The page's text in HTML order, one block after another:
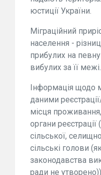
юстиції України.
Міграційний
населення -
прибулих на
вибулих за її межі.
Інформація щодо
даними
місця
органи
сільської,
сільські голови
законодавства
ради не